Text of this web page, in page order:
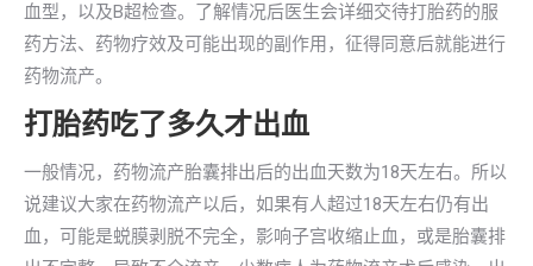
血型，以及B超检查。了解情况后医生会详细交待打胎药的服
药方法、药物疗效及可能出现的副作用，征得同意后就能进行
药物流产。
打胎药吃了多久才出血
一般情况，药物流产胎囊排出后的出血天数为18天左右。所以
说建议大家在药物流产以后，如果有人超过18天左右仍有出
血，可能是蜕膜剥脱不完全，影响子宫收缩止血，或是胎囊排